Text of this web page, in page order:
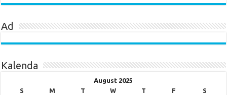
Ad
Kalenda
August 2025
S
M T W T F
S